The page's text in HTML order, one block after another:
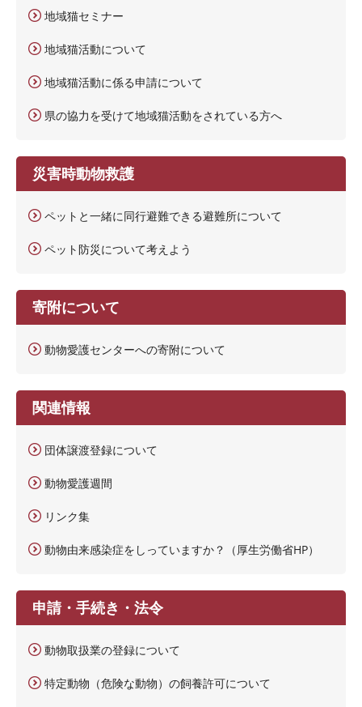
地域猫セミナー
地域猫活動について
地域猫活動に係る申請について
県の協力を受けて地域猫活動をされている方へ
災害時動物救護
ペットと一緒に同行避難できる避難所について
ペット防災について考えよう
寄附について
動物愛護センターへの寄附について
関連情報
団体譲渡登録について
動物愛護週間
リンク集
動物由来感染症をしっていますか？（厚生労働省HP）
申請・手続き・法令
動物取扱業の登録について
特定動物（危険な動物）の飼養許可について